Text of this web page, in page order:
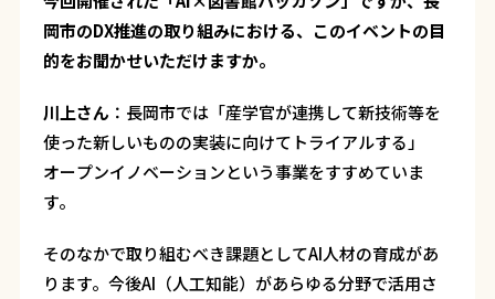
岡市のDX推進の取り組みにおける、このイベントの目
的をお聞かせいただけますか。
川上さん ： 長岡市では「産学官が連携して新技術等を
使った新しいものの実装に向けてトライアルする」
オープンイノベーションという事業をすすめていま
す。
そのなかで取り組むべき課題としてAI人材の育成があ
ります。今後AI（人工知能）があらゆる分野で活用さ